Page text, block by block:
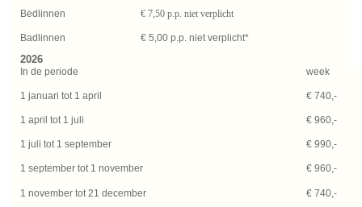
Bedlinnen
Badlinnen
€ 7,50 p.p. niet verplicht
€ 5,00 p.p. niet verplicht*
2026
In de periode week
1 januari tot 1 april € 740,-
1 april tot 1 juli € 960,-
1 juli tot 1 september € 990,-
1 september tot 1 november € 960,-
1 november tot 21 december € 740,-